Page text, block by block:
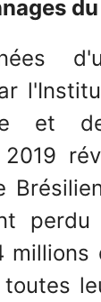
et
2019
millions